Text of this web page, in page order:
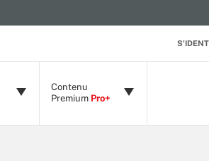
Contenu
Premium Pro+